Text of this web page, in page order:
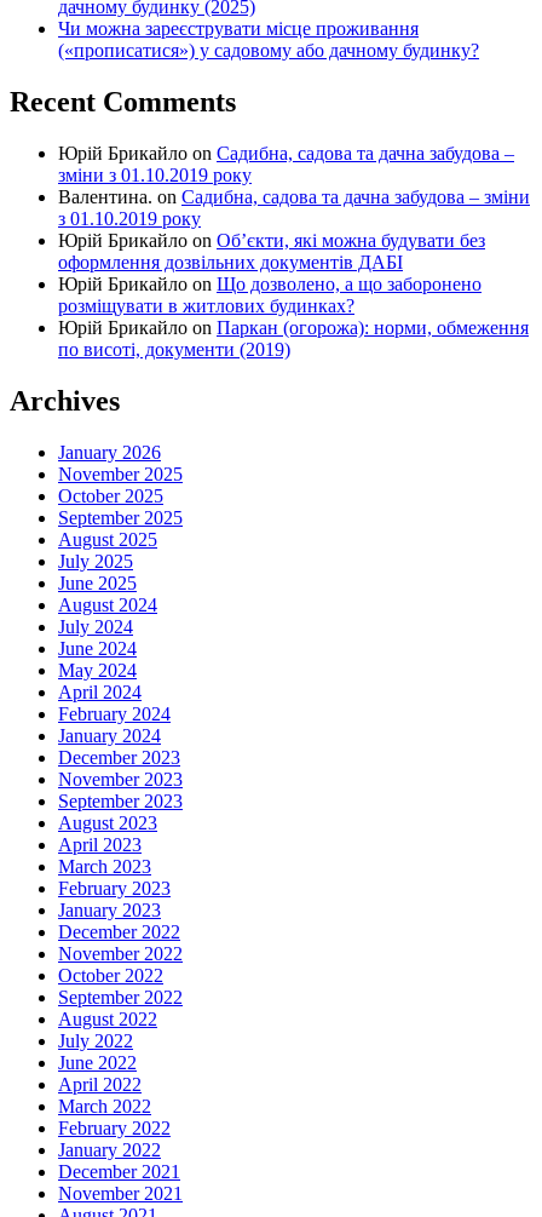
дачному будинку (2025)
Чи можна зареєструвати місце проживання
(«прописатися») у садовому або дачному будинку?
Recent Comments
Юрій Брикайло on Садибна, садова та дачна забудова –
зміни з 01.10.2019 року
Валентина. on Садибна, садова та дачна забудова – зміни
з 01.10.2019 року
Юрій Брикайло on Об’єкти, які можна будувати без
оформлення дозвільних документів ДАБІ
Юрій Брикайло on Що дозволено, а що заборонено
розміщувати в житлових будинках?
Юрій Брикайло on Паркан (огорожа): норми, обмеження
по висоті, документи (2019)
Archives
January 2026
November 2025
October 2025
September 2025
August 2025
July 2025
June 2025
August 2024
July 2024
June 2024
May 2024
April 2024
February 2024
January 2024
December 2023
November 2023
September 2023
August 2023
April 2023
March 2023
February 2023
January 2023
December 2022
November 2022
October 2022
September 2022
August 2022
July 2022
June 2022
April 2022
March 2022
February 2022
January 2022
December 2021
November 2021